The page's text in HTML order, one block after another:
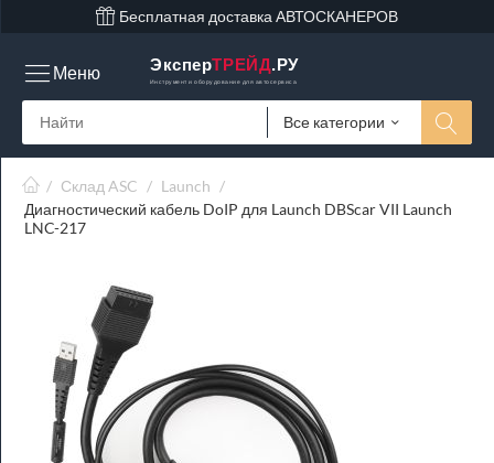
Бесплатная доставка АВТОСКАНЕРОВ
ЭксперТРЕЙД.РУ
Инструмент и оборудование для автосервиса
Все категории
Меню
/ Склад ASC / Launch /
Диагностический кабель DoIP для Launch DBScar VII Launch
LNC-217